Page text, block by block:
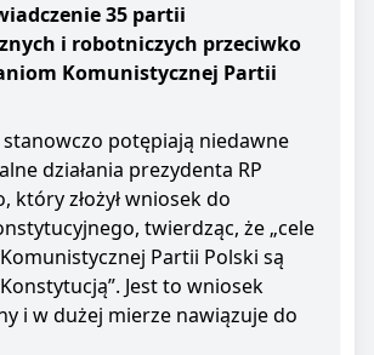
35 partii
i robotniczych przeciwko
Komunistycznej Partii
potępiają niedawne
działania prezydenta RP
który złożył wniosek do
twierdząc, że „cele
Partii Polski są
Jest to wniosek
i w dużej mierze nawiązuje do